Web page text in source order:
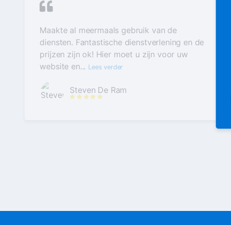
Maakte al meermaals gebruik van de
diensten. Fantastische dienstverlening en de
prijzen zijn ok! Hier moet u zijn voor uw
website en... Lees verder
Steven De Ram